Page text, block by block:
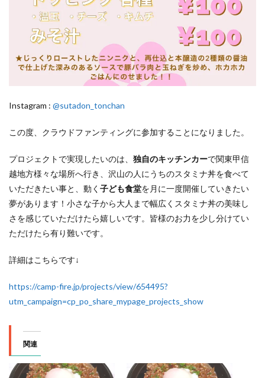
Instagram : @sutadon_tonchan
この度、クラウドファンティングに参加することになりました。
プロジェクトで実現したいのは、 独自のキッチンカーで関東甲信
越地方様々な場所へ行き、沢山の人にうちのスタミナ丼を食べて
いただきたい事と、動く 子ども食堂を月に一度開催していきたい
夢があります！小さな子から大人まで幅広くスタミナ丼の美味し
さを感じていただけたら嬉しいです。皆様のお力を少し分けてい
ただけたら有り難いです。
詳細はこちらです↓
https://camp-fire.jp/projects/view/654495?
utm_campaign=cp_po_share_mypage_projects_show
関連